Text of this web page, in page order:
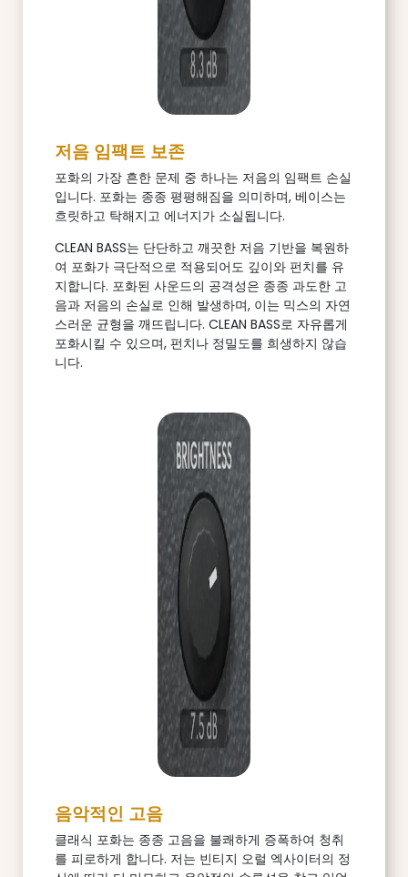
저음 임팩트 보존
포화의 가장 흔한 문제 중 하나는 저음의 임팩트 손실
입니다. 포화는 종종 평평해짐을 의미하며, 베이스는
흐릿하고 탁해지고 에너지가 소실됩니다.
CLEAN BASS는 단단하고 깨끗한 저음 기반을 복원하
여 포화가 극단적으로 적용되어도 깊이와 펀치를 유
지합니다. 포화된 사운드의 공격성은 종종 과도한 고
음과 저음의 손실로 인해 발생하며, 이는 믹스의 자연
스러운 균형을 깨뜨립니다. CLEAN BASS로 자유롭게
포화시킬 수 있으며, 펀치나 정밀도를 희생하지 않습
니다.
음악적인 고음
클래식 포화는 종종 고음을 불쾌하게 증폭하여 청취
를 피로하게 합니다. 저는 빈티지 오럴 엑사이터의 정